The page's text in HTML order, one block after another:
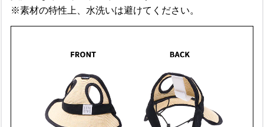
※素材の特性上、水洗いは避けてください。